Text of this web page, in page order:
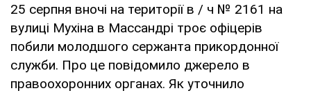
25 серпня вночі на території в / ч № 2161 на
вулиці Мухіна в Массандрі троє офіцерів
побили молодшого сержанта прикордонної
служби. Про це повідомило джерело в
правоохоронних органах. Як уточнило